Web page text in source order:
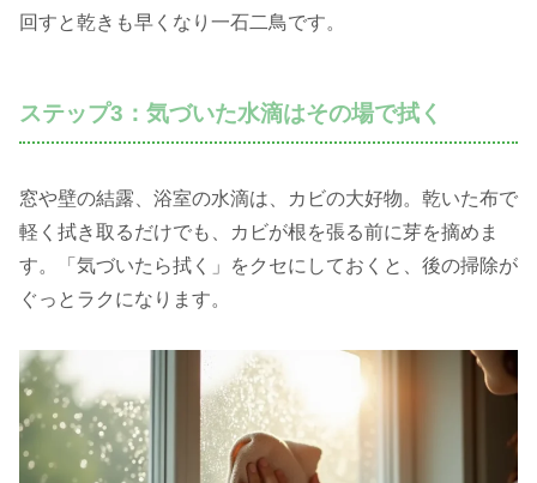
回すと乾きも早くなり一石二鳥です。
ステップ3：気づいた水滴はその場で拭く
窓や壁の結露、浴室の水滴は、カビの大好物。乾いた布で
軽く拭き取るだけでも、カビが根を張る前に芽を摘めま
す。「気づいたら拭く」をクセにしておくと、後の掃除が
ぐっとラクになります。